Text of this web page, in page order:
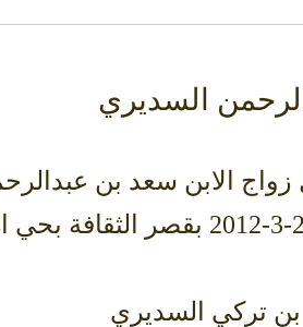
السديري
تركي السديري